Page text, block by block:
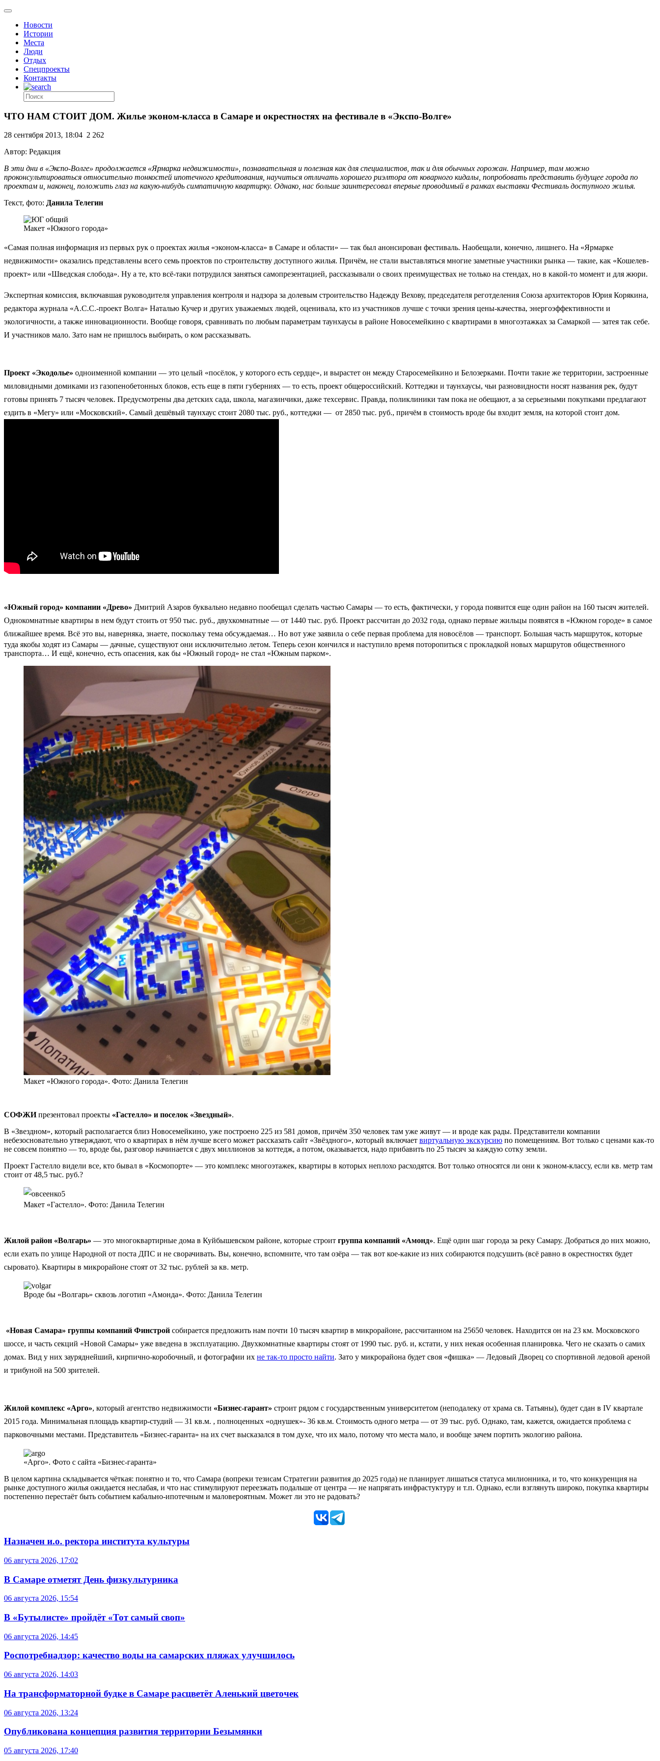
Новости
Истории
Места
Люди
Отдых
Спецпроекты
Контакты
ЧТО НАМ СТОИТ ДОМ. Жилье эконом-класса в Самаре и окрестностях на фестивале в «Экспо-Волге»
28 сентября 2013, 18:04 2 262
Автор: Редакция
В эти дни в «Экспо-Волге» продолжается «Ярмарка недвижимости», познавательная и полезная как для специалистов, так и для обычных горожан. Например, там можно
проконсультироваться относительно тонкостей ипотечного кредитования, научиться отличать хорошего риэлтора от коварного кидалы, попробовать представить будущее города по
проектам и, наконец, положить глаз на какую-нибудь симпатичную квартирку. Однако, нас больше заинтересовал впервые проводимый в рамках выставки Фестиваль доступного жилья.
Текст, фото: Данила Телегин
Макет «Южного города»
«Самая полная информация из первых рук о проектах жилья «эконом-класса» в Самаре и области» — так был анонсирован фестиваль. Наобещали, конечно, лишнего. На «Ярмарке
недвижимости» оказались представлены всего семь проектов по строительству доступного жилья. Причём, не стали выставляться многие заметные участники рынка — такие, как «Кошелев-
проект» или «Шведская слобода». Ну а те, кто всё-таки потрудился заняться самопрезентацией, рассказывали о своих преимуществах не только на стендах, но в какой-то момент и для жюри.
Экспертная комиссия, включавшая руководителя управления контроля и надзора за долевым строительство Надежду Вехову, председателя реготделения Союза архитекторов Юрия Корякина,
редактора журнала «А.С.С.-проект Волга» Наталью Кучер и других уважаемых людей, оценивала, кто из участников лучше с точки зрения цены-качества, энергоэффективности и
экологичности, а также инновационности. Вообще говоря, сравнивать по любым параметрам таунхаусы в районе Новосемейкино с квартирами в многоэтажках за Самаркой — затея так себе.
И участников мало. Зато нам не пришлось выбирать, о ком рассказывать.
Проект «Экодолье» одноименной компании — это целый «посёлок, у которого есть сердце», и вырастет он между Старосемейкино и Белозерками. Почти такие же территории, застроенные
миловидными домиками из газопенобетонных блоков, есть еще в пяти губерниях — то есть, проект общероссийский. Коттеджи и таунхаусы, чьи разновидности носят названия рек, будут
готовы принять 7 тысяч человек. Предусмотрены два детских сада, школа, магазинчики, даже техсервис. Правда, поликлиники там пока не обещают, а за серьезными покупками предлагают
ездить в «Мегу» или «Московский». Самый дешёвый таунхаус стоит 2080 тыс. руб., коттеджи — от 2850 тыс. руб., причём в стоимость вроде бы входит земля, на которой стоит дом.
«Южный город» компании «Древо» Дмитрий Азаров буквально недавно пообещал сделать частью Самары — то есть, фактически, у города появится еще один район на 160 тысяч жителей.
Однокомнатные квартиры в нем будут стоить от 950 тыс. руб., двухкомнатные — от 1440 тыс. руб. Проект рассчитан до 2032 года, однако первые жильцы появятся в «Южном городе» в самое
ближайшее время. Всё это вы, наверняка, знаете, поскольку тема обсуждаемая… Но вот уже заявила о себе первая проблема для новосёлов — транспорт. Большая часть маршруток, которые
туда якобы ходят из Самары — дачные, существуют они исключительно летом. Теперь сезон кончился и наступило время поторопиться с прокладкой новых маршрутов общественного
транспорта… И ещё, конечно, есть опасения, как бы «Южный город» не стал «Южным парком».
Макет «Южного города». Фото: Данила Телегин
СОФЖИпрезентовал проекты «Гастелло» и поселок «Звездный».
В «Звездном», который располагается близ Новосемейкино, уже построено 225 из 581 домов, причём 350 человек там уже живут — и вроде как рады. Представители компании
небезосновательно утверждают, что о квартирах в нём лучше всего может рассказать сайт «Звёздного», который включает виртуальную экскурсию по помещениям. Вот только с ценами как-то
не совсем понятно — то, вроде бы, разговор начинается с двух миллионов за коттедж, а потом, оказывается, надо прибавить по 25 тысяч за каждую сотку земли.
Проект Гастелло видели все, кто бывал в «Космопорте» — это комплекс многоэтажек, квартиры в которых неплохо расходятся. Вот только относятся ли они к эконом-классу, если кв. метр там
стоит от 48,5 тыс. руб.?
Макет «Гастелло». Фото: Данила Телегин
Жилой район «Волгарь» — это многоквартирные дома в Куйбышевском районе, которые строит группа компаний «Амонд». Ещё один шаг города за реку Самару. Добраться до них можно,
если ехать по улице Народной от поста ДПС и не сворачивать. Вы, конечно, вспомните, что там озёра — так вот кое-какие из них собираются подсушить (всё равно в окрестностях будет
сыровато). Квартиры в микрорайоне стоят от 32 тыс. рублей за кв. метр.
Вроде бы «Волгарь» сквозь логотип «Амонда». Фото: Данила Телегин
«Новая Самара» группы компаний Финстрой собирается предложить нам почти 10 тысяч квартир в микрорайоне, рассчитанном на 25650 человек. Находится он на 23 км. Московского
шоссе, и часть секций «Новой Самары» уже введена в эксплуатацию. Двухкомнатные квартиры стоят от 1990 тыс. руб. и, кстати, у них некая особенная планировка. Чего не сказать о самих
домах. Вид у них зауряднейший, кирпично-коробочный, и фотографии их не так-то просто найти. Зато у микрорайона будет своя «фишка» — Ледовый Дворец со спортивной ледовой ареной
и трибуной на 500 зрителей.
Жилой комплекс «Арго», который агентство недвижимости «Бизнес-гарант» строит рядом с государственным университетом (неподалеку от храма св. Татьяны), будет сдан в IV квартале
2015 года. Минимальная площадь квартир-студий — 31 кв.м. , полноценных «однушек»- 36 кв.м. Стоимость одного метра — от 39 тыс. руб. Однако, там, кажется, ожидается проблема с
парковочными местами. Представитель «Бизнес-гаранта» на их счет высказался в том духе, что их мало, потому что места мало, и вообще зачем портить экологию района.
«Арго». Фото с сайта «Бизнес-гаранта»
В целом картина складывается чёткая: понятно и то, что Самара (вопреки тезисам Стратегии развития до 2025 года) не планирует лишаться статуса милионника, и то, что конкуренция на
рынке доступного жилья ожидается неслабая, и что нас стимулируют переезжать подальше от центра — не напрягать инфрастуктуру и т.п. Однако, если взглянуть широко, покупка квартиры
постепенно перестаёт быть событием кабально-ипотечным и маловероятным. Может ли это не радовать?
Назначен и.о. ректора института культуры
06 августа 2026, 17:02
В Самаре отметят День физкультурника
06 августа 2026, 15:54
В «Бутылисте» пройдёт «Тот самый своп»
06 августа 2026, 14:45
Роспотребнадзор: качество воды на самарских пляжах улучшилось
06 августа 2026, 14:03
На трансформаторной будке в Самаре расцветёт Аленький цветочек
06 августа 2026, 13:24
Опубликована концепция развития территории Безымянки
05 августа 2026, 17:40